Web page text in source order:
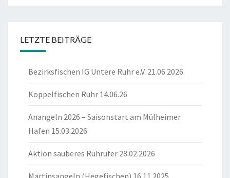
LETZTE BEITRÄGE
Bezirksfischen IG Untere Ruhr e.V. 21.06.2026
Koppelfischen Ruhr 14.06.26
Anangeln 2026 – Saisonstart am Mülheimer
Hafen 15.03.2026
Aktion sauberes Ruhrufer 28.02.2026